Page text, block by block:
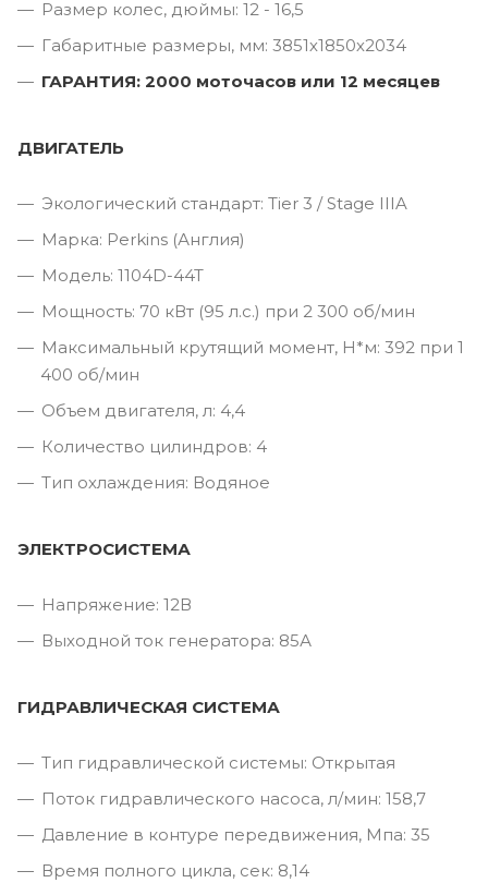
Размер колес, дюймы: 12 - 16,5
Габаритные размеры, мм: 3851х1850х2034
ГАРАНТИЯ: 2000 моточасов или 12 месяцев
ДВИГАТЕЛЬ
Экологический стандарт: Tier 3 / Stage IIIA
Марка: Perkins (Англия)
Модель: 1104D-44T
Мощность: 70 кВт (95 л.с.) при 2 300 об/мин
Максимальный крутящий момент, Н*м: 392 при 1
400 об/мин
Объем двигателя, л: 4,4
Количество цилиндров: 4
Тип охлаждения: Водяное
ЭЛЕКТРОСИСТЕМА
Напряжение: 12В
Выходной ток генератора: 85А
ГИДРАВЛИЧЕСКАЯ СИСТЕМА
Тип гидравлической системы: Открытая
Поток гидравлического насоса, л/мин: 158,7
Давление в контуре передвижения, Мпа: 35
Время полного цикла, сек: 8,14